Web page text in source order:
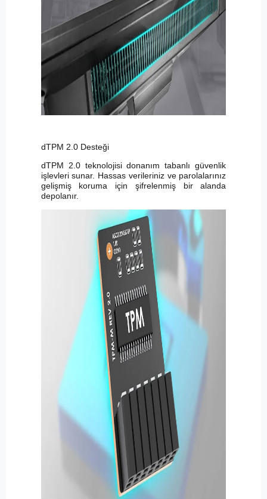
dTPM 2.0 Desteği
dTPM 2.0 teknolojisi donanım tabanlı güvenlik
işlevleri sunar. Hassas verileriniz ve parolalarınız
gelişmiş koruma için şifrelenmiş bir alanda
depolanır.